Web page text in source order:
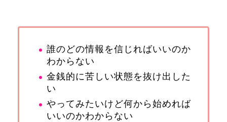
誰のどの情報を信じればいいのか
わからない
金銭的に苦しい状態を抜け出した
い
やってみたいけど何から始めれば
いいのかわからない